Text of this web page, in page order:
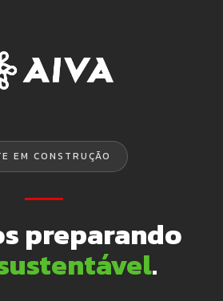
EM CONSTRUÇÃO
preparando
.